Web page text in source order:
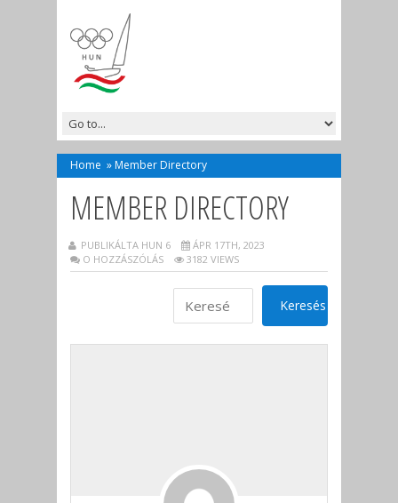
Home » Member Directory
MEMBER DIRECTORY
PUBLIKÁLTA HUN 6
ÁPR 17TH, 2023
O HOZZÁSZÓLÁS
3182 VIEWS